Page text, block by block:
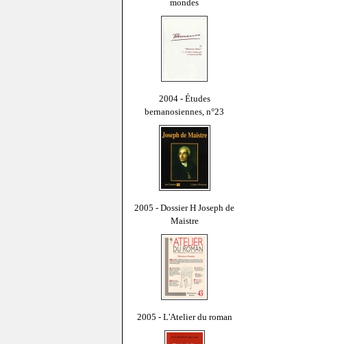
mondes
2004 - Études
bernanosiennes, n°23
2005 - Dossier H Joseph de
Maistre
2005 - L'Atelier du roman